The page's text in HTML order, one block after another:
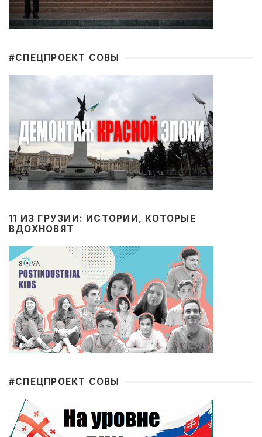
#CПЕЦПРОЕКТ СОВЫ
11 ИЗ ГРУЗИИ: ИСТОРИИ, КОТОРЫЕ
ВДОХНОВЯТ
#CПЕЦПРОЕКТ СОВЫ